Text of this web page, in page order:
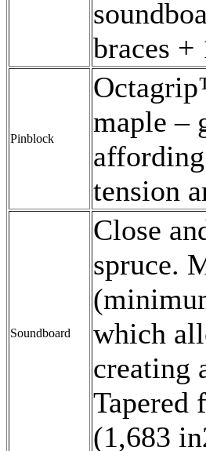
braces +
Pinblock
maple –
tension
Soundboard
Close
spruce.
which
creating
Tapered
(1,683